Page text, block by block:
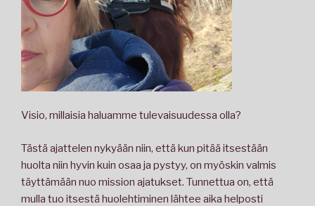
Visio, millaisia haluamme tulevaisuudessa olla?
Tästä ajattelen nykyään niin, että kun pitää itsestään
huolta niin hyvin kuin osaa ja pystyy, on myöskin valmis
täyttämään nuo mission ajatukset. Tunnettua on, että
mulla tuo itsestä huolehtiminen lähtee aika helposti